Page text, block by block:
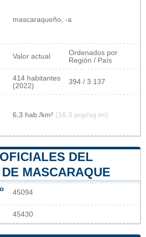
mascaraqueño, -a
Valor actual
Ordenados por
Región / País
414 habitantes
(2022)
394 / 3 137
6,3 hab./km² (16,3 pop/sq mi)
DEL
MASCARAQUE
45094
45430